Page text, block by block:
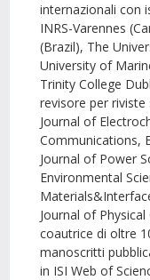
internazionali con
INRS-Varennes
(Brazil), The
University of
Trinity College
revisore per
Journal of
Communications,
Journal of Power
Environmental
Journal of
coautrice di oltre
manoscritti
in ISI Web of